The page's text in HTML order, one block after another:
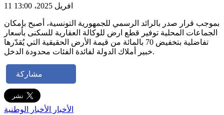
11 افريل 2025، 13:00
بموجب قرار صدر بالرائد الرسمي للجمهورية التونسية، أصبح بإمكان
الجماعات المحلية توفير قطع ارض للوكالة العقارية للسكنى بأسعار
تفاضلية بتخفيض 70 بالمائة من قيمة الأرض الحقيقية التي يُقدّرها
خبير أملاك الدولة لفائدة الفئات محدودة الدخل.
مشاركة
الأخبار الأخبار الوطنية